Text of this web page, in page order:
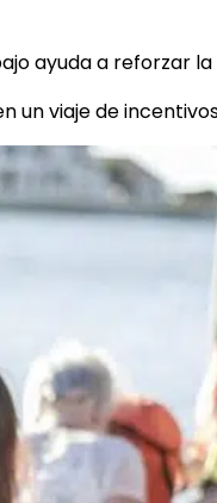
ayuda a reforzar la
un viaje de